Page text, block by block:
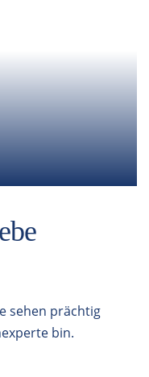
sehen prächtig
bin.